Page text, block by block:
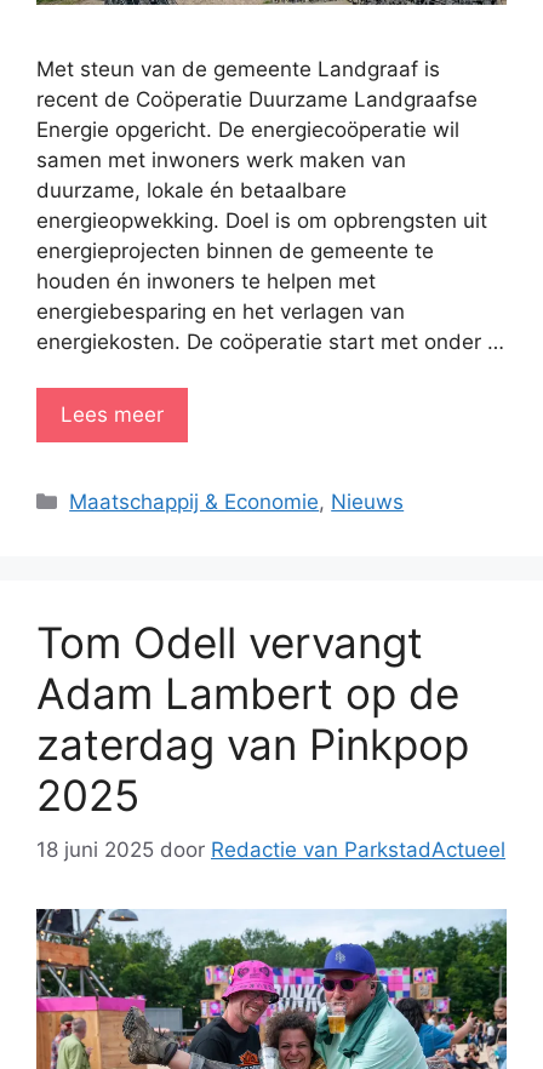
Met steun van de gemeente Landgraaf is
recent de Coöperatie Duurzame Landgraafse
Energie opgericht. De energiecoöperatie wil
samen met inwoners werk maken van
duurzame, lokale én betaalbare
energieopwekking. Doel is om opbrengsten uit
energieprojecten binnen de gemeente te
houden én inwoners te helpen met
energiebesparing en het verlagen van
energiekosten. De coöperatie start met onder …
Lees meer
Categorieën
Maatschappij & Economie, Nieuws
Tom Odell vervangt
Adam Lambert op de
zaterdag van Pinkpop
2025
18 juni 2025 door Redactie van ParkstadActueel